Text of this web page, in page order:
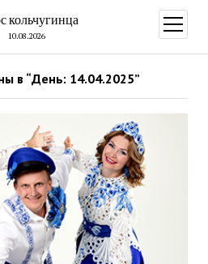
кольчугинца
10.08.2026
меню
в “День: 14.04.2025”